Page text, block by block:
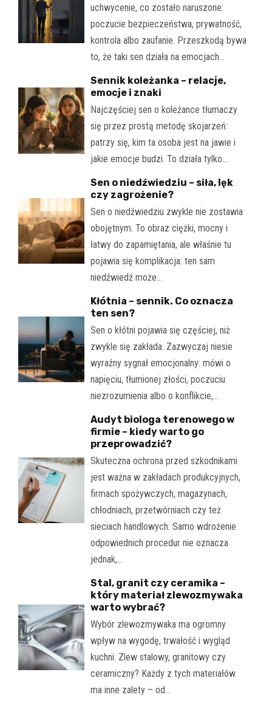
uchwycenie, co zostało naruszone:
poczucie bezpieczeństwa, prywatność,
kontrola albo zaufanie. Przeszkodą bywa
to, że taki sen działa na emocjach…
Sennik koleżanka – relacje,
emocje i znaki
Najczęściej sen o koleżance tłumaczy
się przez prostą metodę skojarzeń:
patrzy się, kim ta osoba jest na jawie i
jakie emocje budzi. To działa tylko…
Sen o niedźwiedziu – siła, lęk
czy zagrożenie?
Sen o niedźwiedziu zwykle nie zostawia
obojętnym. To obraz ciężki, mocny i
łatwy do zapamiętania, ale właśnie tu
pojawia się komplikacja: ten sam
niedźwiedź może…
Kłótnia – sennik. Co oznacza
ten sen?
Sen o kłótni pojawia się częściej, niż
zwykle się zakłada. Zazwyczaj niesie
wyraźny sygnał emocjonalny: mówi o
napięciu, tłumionej złości, poczuciu
niezrozumienia albo o konflikcie,…
Audyt biologa terenowego w
firmie – kiedy warto go
przeprowadzić?
Skuteczna ochrona przed szkodnikami
jest ważna w zakładach produkcyjnych,
firmach spożywczych, magazynach,
chłodniach, przetwórniach czy też
sieciach handlowych. Samo wdrożenie
odpowiednich procedur nie oznacza
jednak,…
Stal, granit czy ceramika –
który materiał zlewozmywaka
warto wybrać?
Wybór zlewozmywaka ma ogromny
wpływ na wygodę, trwałość i wygląd
kuchni. Zlew stalowy, granitowy czy
ceramiczny? Każdy z tych materiałów
ma inne zalety – od…